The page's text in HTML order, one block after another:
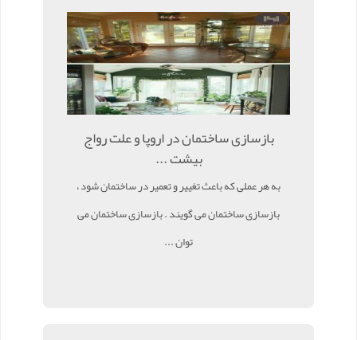
بازسازی ساختمان در اروپا و علت رواج
بیشت ...
به هر عملی که باعث تغییر و تعمیر در ساختمان شود ،
بازسازی ساختمان می گویند . بازسازی ساختمان می
توان ...